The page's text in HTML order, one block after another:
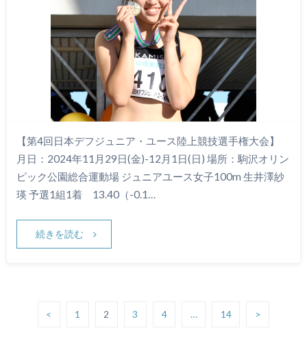
【第4回日本デフジュニア・ユース陸上競技選手権大会】
月日：2024年11月29日(金)-12月1日(日) 場所：駒沢オリン
ピック公園総合運動場 ジュニアユース女子100m 生井澤紗
瑛 予選1組1着 13.40（-0.1…
続きを読む
< 1 2 3 4 … 14 >